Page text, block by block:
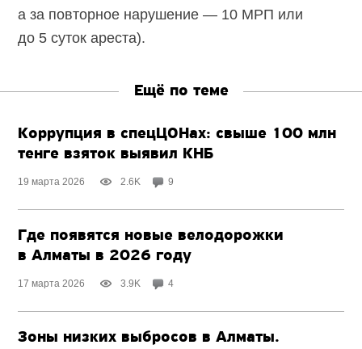
а за повторное нарушение — 10 МРП или
до 5 суток ареста).
Ещё по теме
Коррупция в спецЦОНах: свыше 100 млн
тенге взяток выявил КНБ
19 марта 2026 2.6K 9
Где появятся новые велодорожки
в Алматы в 2026 году
17 марта 2026 3.9K 4
Зоны низких выбросов в Алматы.